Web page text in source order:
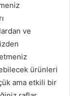
ve
ürünleri
ama etkili bir